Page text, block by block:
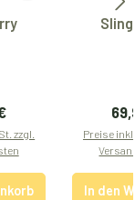
Preis:
zzgl.
Preise
In den